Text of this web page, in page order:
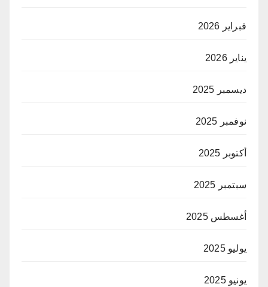
فبراير 2026
يناير 2026
ديسمبر 2025
نوفمبر 2025
أكتوبر 2025
سبتمبر 2025
أغسطس 2025
يوليو 2025
يونيو 2025